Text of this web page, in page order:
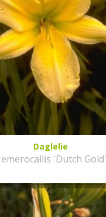
Daglelie
'Dutch Gold'